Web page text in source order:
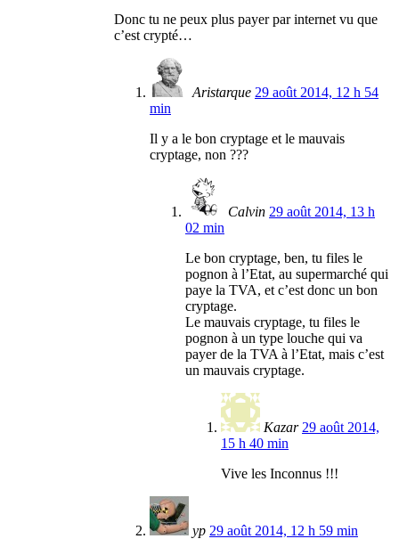
Donc tu ne peux plus payer par internet vu que
c’est crypté…
Aristarque 29 août 2014, 12 h 54
min
Il y a le bon cryptage et le mauvais
cryptage, non ???
Calvin 29 août 2014, 13 h
02 min
Le bon cryptage, ben, tu files le
pognon à l’Etat, au supermarché qui
paye la TVA, et c’est donc un bon
cryptage.
Le mauvais cryptage, tu files le
pognon à un type louche qui va
payer de la TVA à l’Etat, mais c’est
un mauvais cryptage.
Kazar 29 août 2014,
15 h 40 min
Vive les Inconnus !!!
yp 29 août 2014, 12 h 59 min